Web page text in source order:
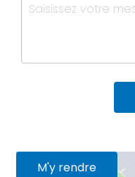
M'y rendre